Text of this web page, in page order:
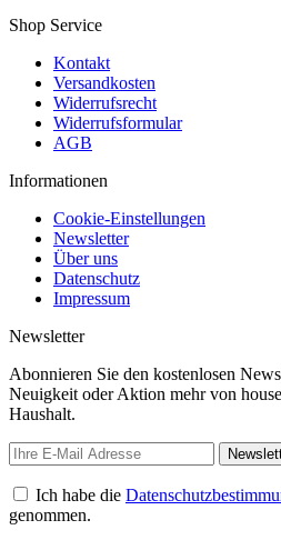
Shop Service
Kontakt
Versandkosten
Widerrufsrecht
Widerrufsformular
AGB
Informationen
Cookie-Einstellungen
Newsletter
Über uns
Datenschutz
Impressum
Newsletter
Abonnieren Sie den kostenlosen
Neuigkeit oder Aktion mehr von
Haushalt.
Ich habe die
genommen.